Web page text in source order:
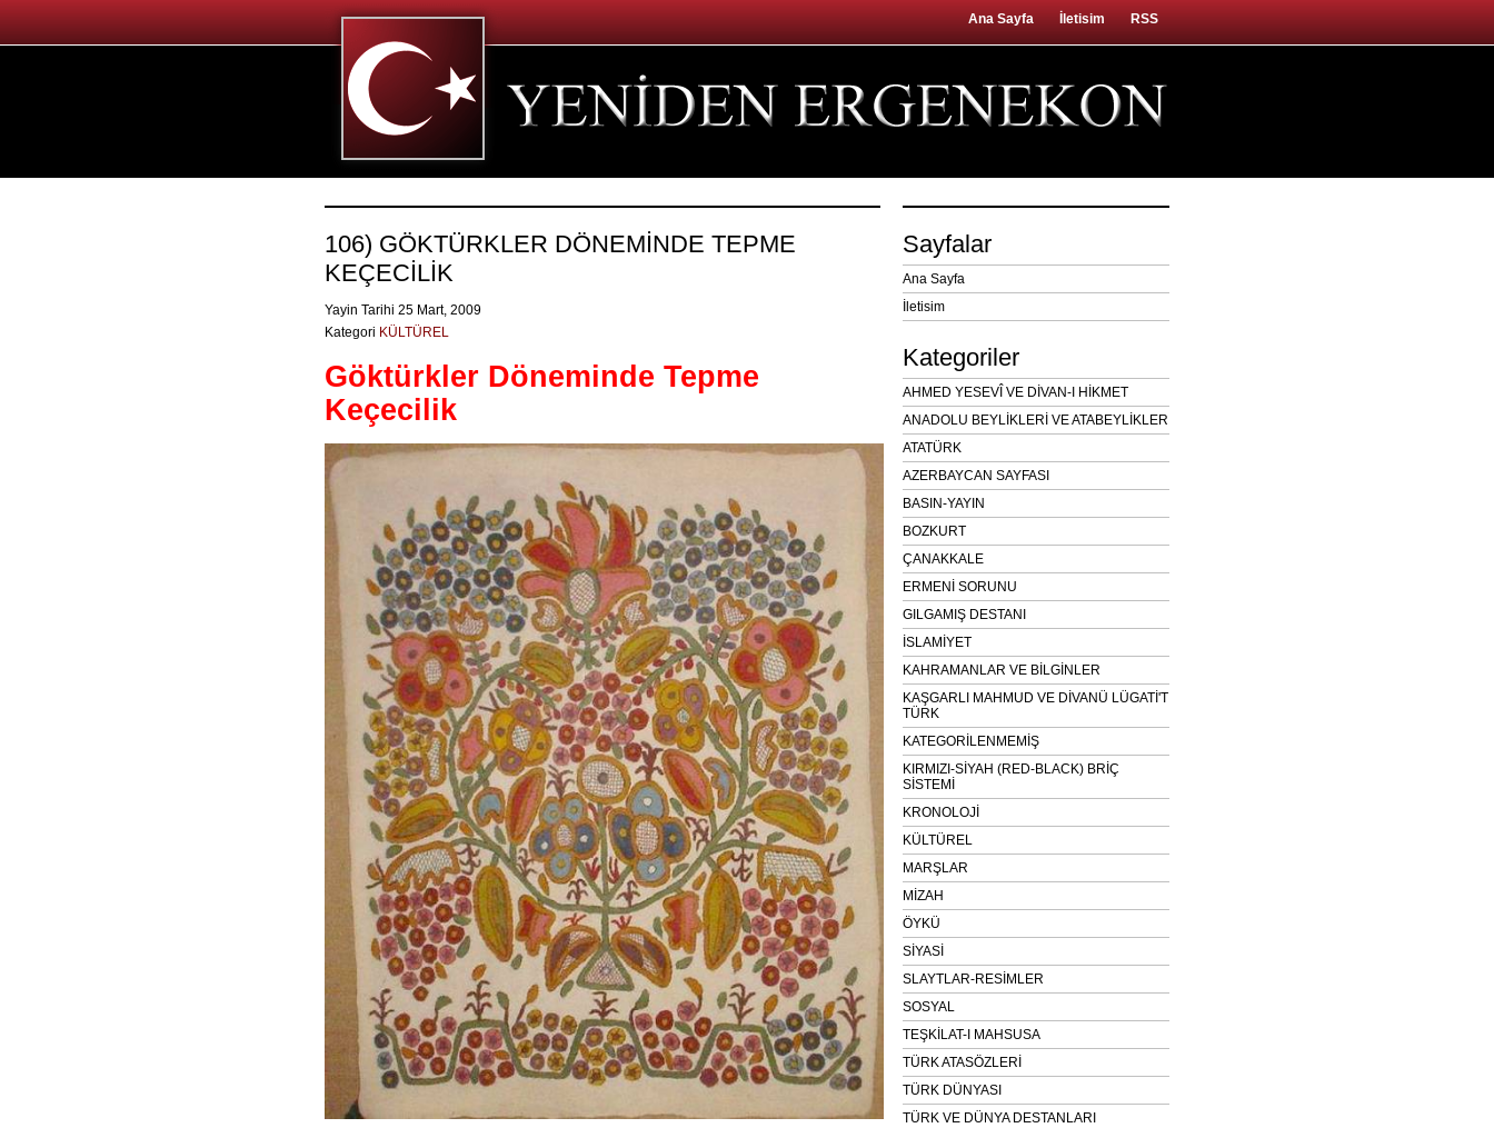
Ana Sayfa İletisim RSS
106) GÖKTÜRKLER DÖNEMİNDE TEPME
KEÇECİLİK
Yayin Tarihi 25 Mart, 2009
Kategori KÜLTÜREL
Göktürkler Döneminde Tepme
Keçecilik
Sayfalar
Ana Sayfa
İletisim
Kategoriler
AHMED YESEVÎ VE DİVAN-I HİKMET
ANADOLU BEYLİKLERİ VE ATABEYLİKLER
ATATÜRK
AZERBAYCAN SAYFASI
BASIN-YAYIN
BOZKURT
ÇANAKKALE
ERMENİ SORUNU
GILGAMIŞ DESTANI
İSLAMİYET
KAHRAMANLAR VE BİLGİNLER
KAŞGARLI MAHMUD VE DİVANÜ LÜGATİ'T
TÜRK
KATEGORİLENMEMİŞ
KIRMIZI-SİYAH (RED-BLACK) BRİÇ
SİSTEMİ
KRONOLOJİ
KÜLTÜREL
MARŞLAR
MİZAH
ÖYKÜ
SİYASİ
SLAYTLAR-RESİMLER
SOSYAL
TEŞKİLAT-I MAHSUSA
TÜRK ATASÖZLERİ
TÜRK DÜNYASI
TÜRK VE DÜNYA DESTANLARI